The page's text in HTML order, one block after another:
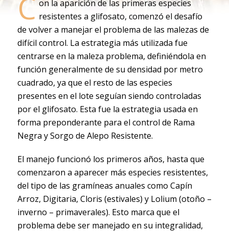
C on la aparición de las primeras especies
resistentes a glifosato, comenzó el desafío
de volver a manejar el problema de las malezas de
difícil control. La estrategia más utilizada fue
centrarse en la maleza problema, definiéndola en
función generalmente de su densidad por metro
cuadrado, ya que el resto de las especies
presentes en el lote seguían siendo controladas
por el glifosato. Esta fue la estrategia usada en
forma preponderante para el control de Rama
Negra y Sorgo de Alepo Resistente.
El manejo funcionó los primeros años, hasta que
comenzaron a aparecer más especies resistentes,
del tipo de las gramíneas anuales como Capín
Arroz, Digitaria, Cloris (estivales) y Lolium (otoño –
inverno – primaverales). Esto marca que el
problema debe ser manejado en su integralidad,